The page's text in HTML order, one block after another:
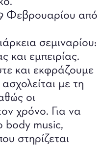
Φεβρουαρίου από
σεμιναρίου:
και εμπειρίας.
και εκφράζουμε
με τη
οι
χρόνο. Για να
body music,
στηρίζεται